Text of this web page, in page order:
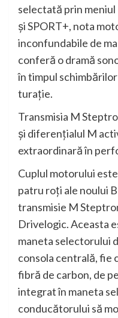
selectată prin meniul
şi SPORT+, nota
inconfundabile de
conferă o dramă
în timpul
turaţie.
Transmisia M
şi diferenţialul M
extraordinară în
Cuplul motorului
patru roţi ale noului
transmisie M
Drivelogic. Aceasta
maneta selectorului
consola centrală, fie
fibră de carbon, de
integrat în maneta
conducătorului să